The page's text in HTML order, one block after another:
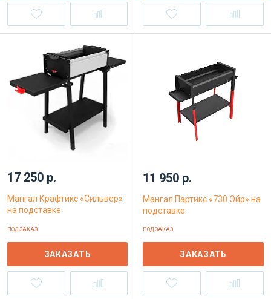
17 250 р.
Мангал Крафтикс «Сильвер»
на подставке
ПОД ЗАКАЗ
ЗАКАЗАТЬ
11 950 р.
Мангал Партикс «730 Эйр» на
подставке
ПОД ЗАКАЗ
ЗАКАЗАТЬ